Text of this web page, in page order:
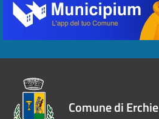
Comune di Erchie